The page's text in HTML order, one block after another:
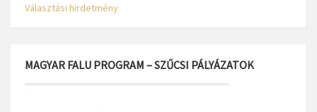
Választási hirdetmény
MAGYAR FALU PROGRAM – SZŰCSI PÁLYÁZATOK